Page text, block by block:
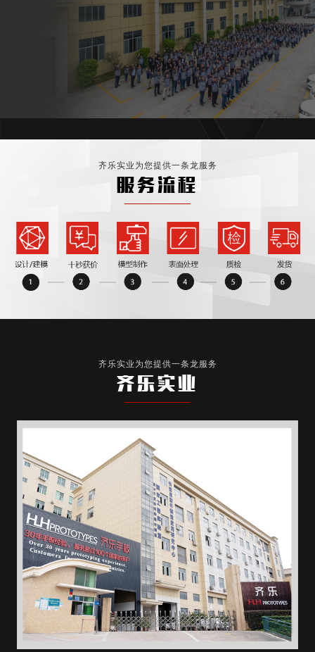
齐乐实业为您提供一条龙服务
服务流程
齐乐实业为您提供一条龙服务
齐乐实业